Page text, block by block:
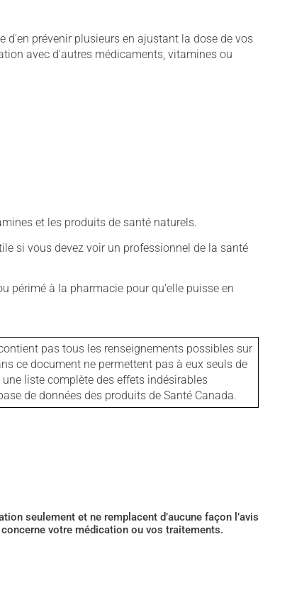
prévenir plusieurs en ajustant la dose de vos
avec d'autres médicaments, vitamines ou
et les produits de santé naturels.
si vous devez voir un professionnel de la santé
périmé à la pharmacie pour qu'elle puisse en
pas tous les renseignements possibles sur
ce document ne permettent pas à eux seuls de
liste complète des effets indésirables
de données des produits de Santé Canada.
seulement et ne remplacent d’aucune façon l’avis
votre médication ou vos traitements.